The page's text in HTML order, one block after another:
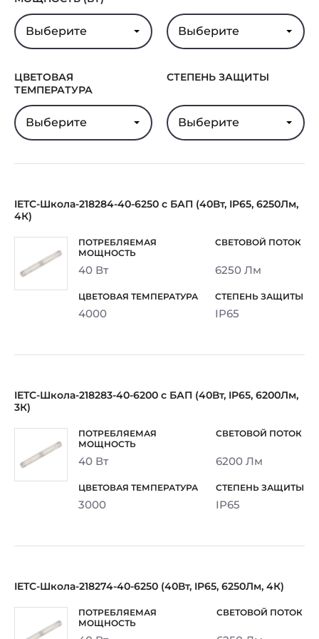
Выберите Выберите
ЦВЕТОВАЯ
ТЕМПЕРАТУРА
Выберите
СТЕПЕНЬ ЗАЩИТЫ
Выберите
IETC-Школа-218284-40-6250 с БАП (40Вт, IP65, 6250Лм,
4К)
40 Вт 6250 Лм
4000 IP65
IETC-Школа-218283-40-6200 с БАП (40Вт, IP65, 6200Лм,
3К)
40 Вт 6200 Лм
3000 IP65
IETC-Школа-218274-40-6250 (40Вт, IP65, 6250Лм, 4К)